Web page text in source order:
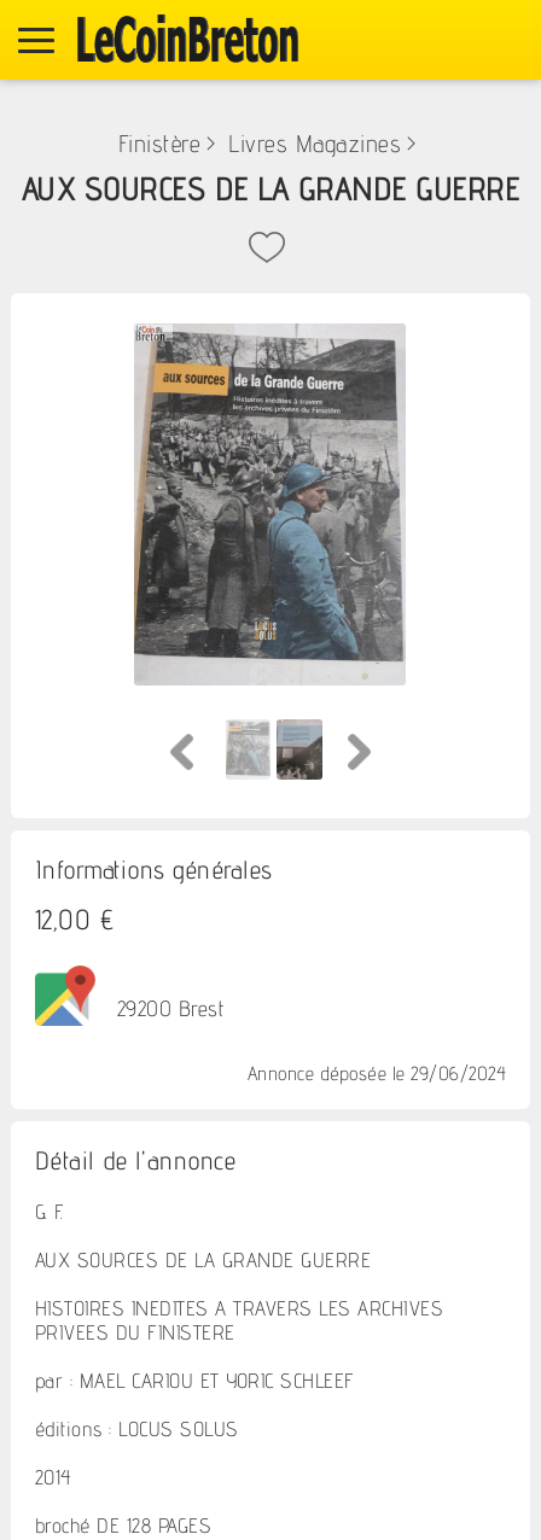
Finistère > Livres Magazines >
AUX SOURCES DE LA GRANDE GUERRE
Informations générales
12,00 €
29200 Brest
Annonce déposée le 29/06/2024
Détail de l'annonce
G. F.
AUX SOURCES DE LA GRANDE GUERRE
HISTOIRES INEDITES A TRAVERS LES ARCHIVES
PRIVEES DU FINISTERE
par : MAEL CARIOU ET YORIC SCHLEEF
éditions : LOCUS SOLUS
2014
broché DE 128 PAGES